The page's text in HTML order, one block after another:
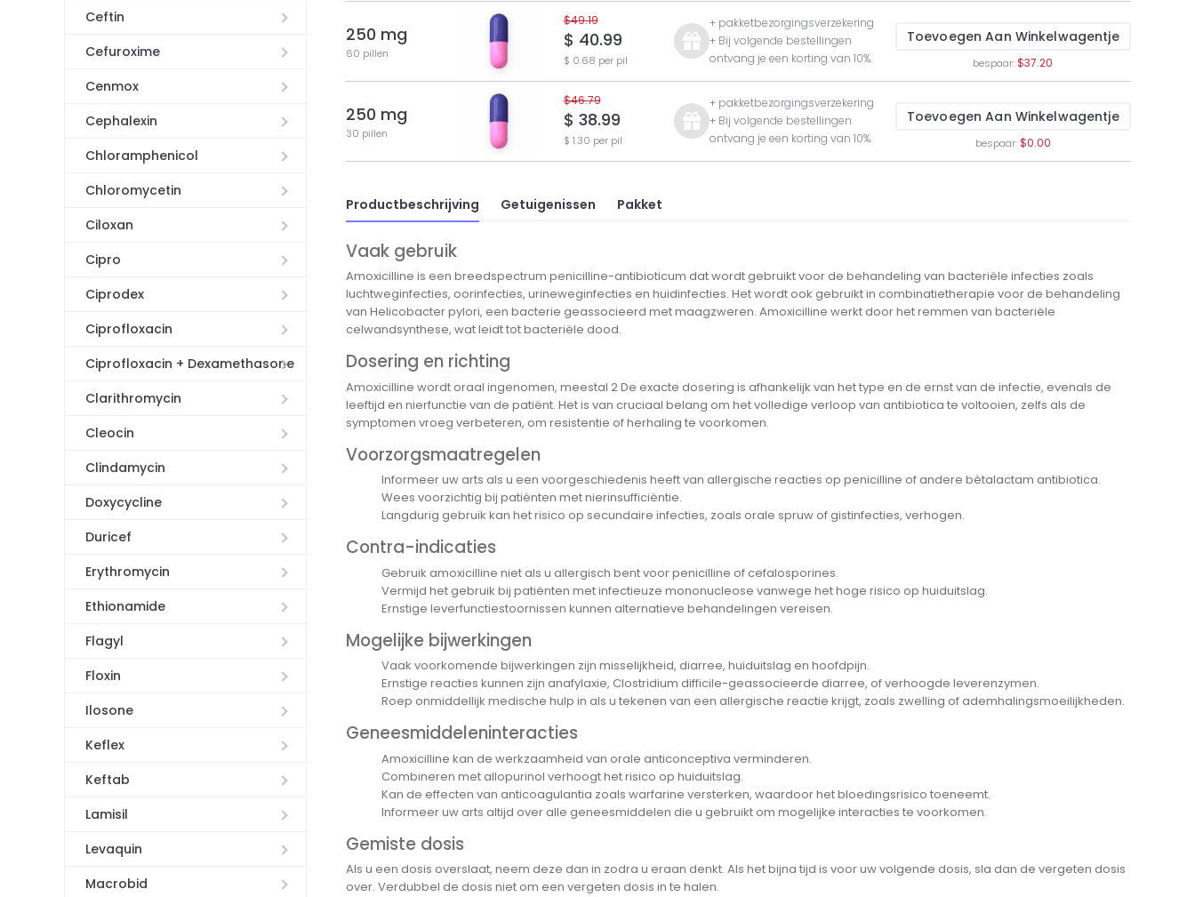
Ceftin
Cefuroxime
Cenmox
Cephalexin
Chloramphenicol
Chloromycetin
Ciloxan
Cipro
Ciprodex
Ciprofloxacin
Ciprofloxacin + Dexamethasone
Clarithromycin
Cleocin
Clindamycin
Doxycycline
Duricef
Erythromycin
Ethionamide
Flagyl
Floxin
Ilosone
Keflex
Keftab
Lamisil
Levaquin
Macrobid
250 mg
60 pillen
$49.19
$ 40.99
$ 0.68 per pil
+ pakketbezorgingsverzekering
+ Bij volgende bestellingen
ontvang je een korting van 10%.
Toevoegen Aan Winkelwagentje
bespaar:$37.20
250 mg
30 pillen
$46.79
$ 38.99
$ 1.30 per pil
+ pakketbezorgingsverzekering
+ Bij volgende bestellingen
ontvang je een korting van 10%.
Toevoegen Aan Winkelwagentje
bespaar:$0.00
Productbeschrijving Getuigenissen Pakket
Vaak gebruik
Amoxicilline is een breedspectrum penicilline-antibioticum dat wordt gebruikt voor de behandeling van bacteriële infecties zoals
luchtweginfecties, oorinfecties, urineweginfecties en huidinfecties. Het wordt ook gebruikt in combinatietherapie voor de behandeling
van Helicobacter pylori, een bacterie geassocieerd met maagzweren. Amoxicilline werkt door het remmen van bacteriële
celwandsynthese, wat leidt tot bacteriële dood.
Dosering en richting
Amoxicilline wordt oraal ingenomen, meestal 2 De exacte dosering is afhankelijk van het type en de ernst van de infectie, evenals de
leeftijd en nierfunctie van de patiënt. Het is van cruciaal belang om het volledige verloop van antibiotica te voltooien, zelfs als de
symptomen vroeg verbeteren, om resistentie of herhaling te voorkomen.
Voorzorgsmaatregelen
Informeer uw arts als u een voorgeschiedenis heeft van allergische reacties op penicilline of andere bètalactam antibiotica.
Wees voorzichtig bij patiënten met nierinsufficiëntie.
Langdurig gebruik kan het risico op secundaire infecties, zoals orale spruw of gistinfecties, verhogen.
Contra-indicaties
Gebruik amoxicilline niet als u allergisch bent voor penicilline of cefalosporines.
Vermijd het gebruik bij patiënten met infectieuze mononucleose vanwege het hoge risico op huiduitslag.
Ernstige leverfunctiestoornissen kunnen alternatieve behandelingen vereisen.
Mogelijke bijwerkingen
Vaak voorkomende bijwerkingen zijn misselijkheid, diarree, huiduitslag en hoofdpijn.
Ernstige reacties kunnen zijn anafylaxie, Clostridium difficile-geassocieerde diarree, of verhoogde leverenzymen.
Roep onmiddellijk medische hulp in als u tekenen van een allergische reactie krijgt, zoals zwelling of ademhalingsmoeilijkheden.
Geneesmiddeleninteracties
Amoxicilline kan de werkzaamheid van orale anticonceptiva verminderen.
Combineren met allopurinol verhoogt het risico op huiduitslag.
Kan de effecten van anticoagulantia zoals warfarine versterken, waardoor het bloedingsrisico toeneemt.
Informeer uw arts altijd over alle geneesmiddelen die u gebruikt om mogelijke interacties te voorkomen.
Gemiste dosis
Als u een dosis overslaat, neem deze dan in zodra u eraan denkt. Als het bijna tijd is voor uw volgende dosis, sla dan de vergeten dosis
over. Verdubbel de dosis niet om een vergeten dosis in te halen.